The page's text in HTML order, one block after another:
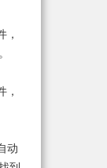
，
，
动